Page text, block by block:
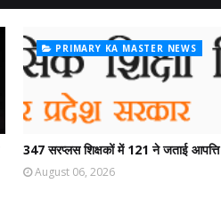
PRIMARY KA MASTER NEWS
347 सरप्लस शिक्षकों में 121 ने जताई आपत्ति
August 06, 2026